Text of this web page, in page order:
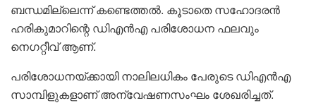
ബന്ധമില്ലെന്ന് കണ്ടെത്തൽ. കൂടാതെ സഹോദരൻ
ഹരികുമാറിന്റെ ഡിഎൻഎ പരിശോധന ഫലവും
നെഗറ്റീവ് ആണ്.
പരിശോധനയ്ക്കായി നാലിലധികം പേരുടെ ഡിഎൻഎ
സാമ്പിളുകളാണ് അന്വേഷണസംഘം ശേഖരിച്ചത്.